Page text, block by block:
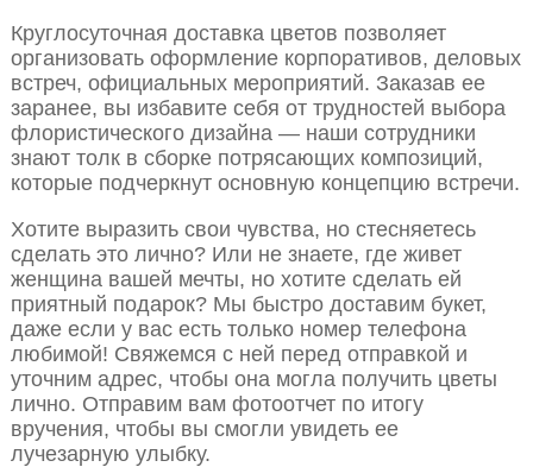
Круглосуточная доставка цветов позволяет
организовать оформление корпоративов, деловых
встреч, официальных мероприятий. Заказав ее
заранее, вы избавите себя от трудностей выбора
флористического дизайна — наши сотрудники
знают толк в сборке потрясающих композиций,
которые подчеркнут основную концепцию встречи.
Хотите выразить свои чувства, но стесняетесь
сделать это лично? Или не знаете, где живет
женщина вашей мечты, но хотите сделать ей
приятный подарок? Мы быстро доставим букет,
даже если у вас есть только номер телефона
любимой! Свяжемся с ней перед отправкой и
уточним адрес, чтобы она могла получить цветы
лично. Отправим вам фотоотчет по итогу
вручения, чтобы вы смогли увидеть ее
лучезарную улыбку.